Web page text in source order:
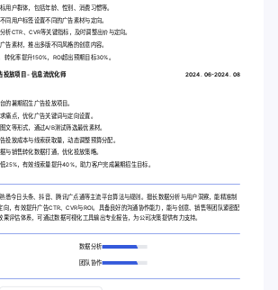
用户群体，包括年龄、性别、消费习惯等。
同用户标签设置不同的广告素材与定向。
析CTR、CVR等关键指标，及时调整出价与定向。
告素材，推出多版不同风格的创意内容。
化率提升150%，ROI超出预期目标30%。
投放项目 - 信息流优化师
2024 . 06-2024 . 08
的暑期招生广告投放项目。
痛点，优化广告关键词与定向设置。
文等形式，通过A/B测试筛选最优素材。
投放成本与线索获取量，动态调整预算分配。
与销售转化数据打通，优化投放策略。
25%，有效线索量提升40%，助力客户完成暑期招生目标。
悉今日头条、抖音、腾讯广点通等主流平台算法与规则。擅长数据分析与用户洞察，能精准制
向，有效提升广告CTR、CVR与ROI。具备良好的沟通协作能力，能与创意、销售等团队紧密配
评估体系，可通过数据可视化工具输出专业报告，为公司决策提供有力支持。
数据分析
团队协作